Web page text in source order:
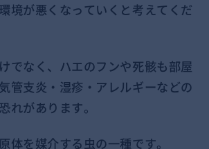
境が悪くなっていくと考えてくだ
でなく、ハエのフンや死骸も部屋
管支炎・湿疹・アレルギーなどの
れがあります。
体を媒介する虫の一種です。